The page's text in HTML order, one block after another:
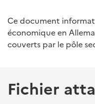
Ce document
économique en
couverts par le pôle
Fichier